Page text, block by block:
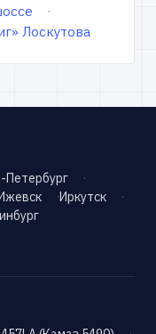
Лоскутова
Петербург
Иркутск